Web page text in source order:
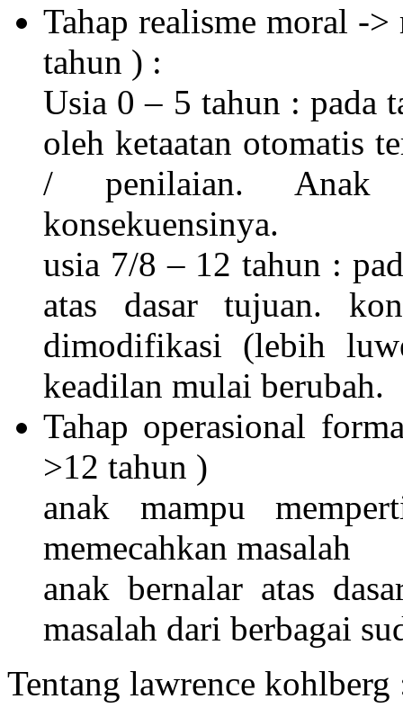
Tahap realisme moral -
tahun ) :
Usia 0 – 5 tahun : pada
oleh ketaatan otomatis
/ penilaian. Anak
konsekuensinya.
usia 7/8 – 12 tahun :
atas dasar tujuan.
dimodifikasi (lebih
keadilan mulai berubah.
Tahap operasional
>12 tahun )
anak mampu
memecahkan masalah
anak bernalar atas
masalah dari berbagai
Tentang lawrence kohlberg